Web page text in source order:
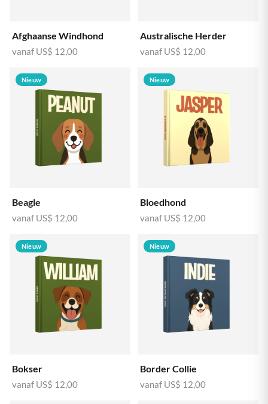
Afghaanse Windhond
vanaf US$ 12,00
Australische Herder
vanaf US$ 12,00
Nieuw
Beagle
vanaf US$ 12,00
Nieuw
Bloedhond
vanaf US$ 12,00
Nieuw
Bokser
vanaf US$ 12,00
Nieuw
Border Collie
vanaf US$ 12,00